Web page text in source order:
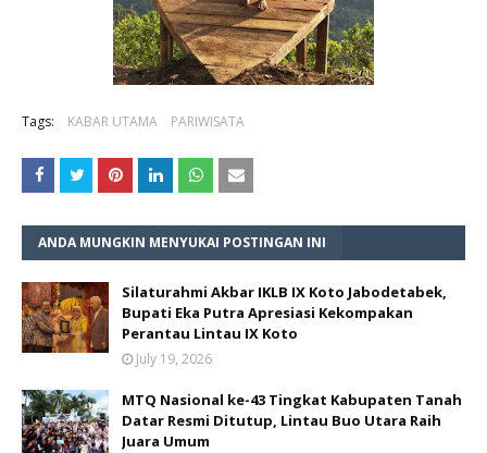
Tags: KABAR UTAMA PARIWISATA
ANDA MUNGKIN MENYUKAI POSTINGAN INI
Silaturahmi Akbar IKLB IX Koto Jabodetabek,
Bupati Eka Putra Apresiasi Kekompakan
Perantau Lintau IX Koto
July 19, 2026
MTQ Nasional ke-43 Tingkat Kabupaten Tanah
Datar Resmi Ditutup, Lintau Buo Utara Raih
Juara Umum